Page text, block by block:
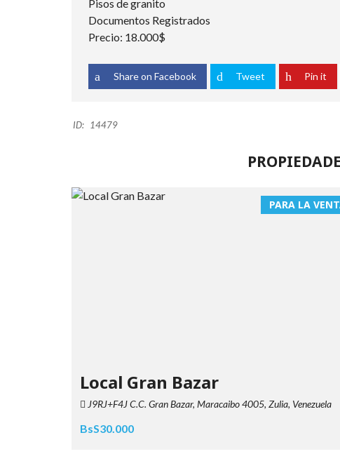
Pisos de granito
Documentos Registrados
Precio: 18.000$
Share on Facebook Tweet Pin it
ID: 14479
PARA LA
Local Gran Bazar
J9RJ+F4J C.C. Gran Bazar, Maracaibo 4005, Zulia, Venezuela
BsS30.000